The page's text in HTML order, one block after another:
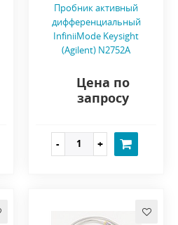
Пробник активный
дифференциальный
InfiniiMode Keysight
(Agilent) N2752A
Цена по
запросу